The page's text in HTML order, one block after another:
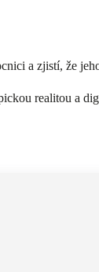
a zjistí, že
realitou a